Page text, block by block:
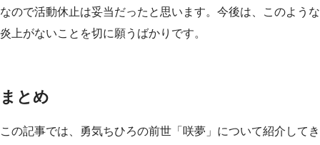
なので活動休止は妥当だったと思います。今後は、このような
炎上がないことを切に願うばかりです。
まとめ
この記事では、勇気ちひろの前世「咲夢」について紹介してき